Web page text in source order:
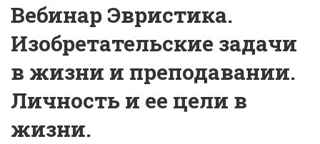
Вебинар Эвристика.
Изобретательские задачи
в жизни и преподавании.
Личность и ее цели в
жизни.